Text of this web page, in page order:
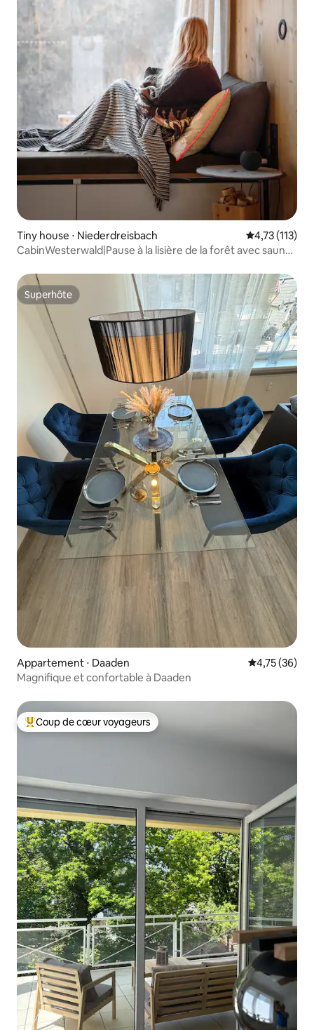
Tiny house ⋅ Niederdreisbach Évaluation
4,73 (113)
CabinWesterwald|Pause à la lisière de la forêt avec sauna
Superhôte
Superhôte
Appartement ⋅ Daaden Évaluation
4,75 (36)
Magnifique et confortable à Daaden
Coups de cœur voyageurs les plus appréciés
Coup de cœur voyageurs